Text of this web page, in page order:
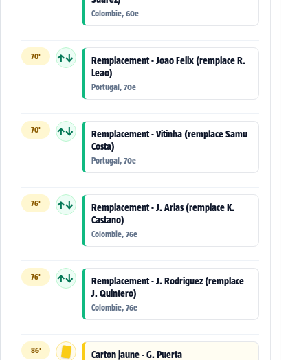
Suarez)
Colombie, 60e
70' ↑↓
Remplacement - Joao Felix (remplace R.
Leao)
Portugal, 70e
70' ↑↓
Remplacement - Vitinha (remplace Samu
Costa)
Portugal, 70e
76' ↑↓
Remplacement - J. Arias (remplace K.
Castano)
Colombie, 76e
76' ↑↓
Remplacement - J. Rodriguez (remplace
J. Quintero)
Colombie, 76e
86'